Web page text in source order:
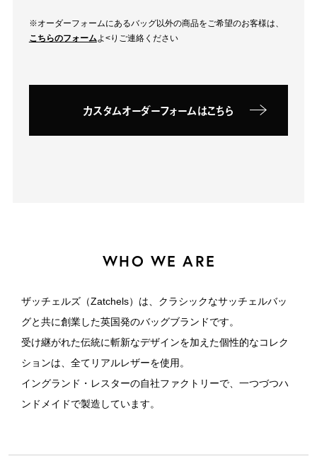
※オーダーフォームにあるバッグ以外の商品をご希望のお客様は、
こちらのフォームよ<りご連絡ください
カスタムオーダーフォームはこちら
WHO WE ARE
ザッチェルズ（Zatchels）は、クラシックなサッチェルバッ
グと共に創業した英国発のバッグブランドです。
受け継がれた伝統に斬新なデザインを加えた個性的なコレク
ションは、全てリアルレザーを使用。
イングランド・レスターの自社ファクトリーで、一つづつハ
ンドメイドで製造しています。